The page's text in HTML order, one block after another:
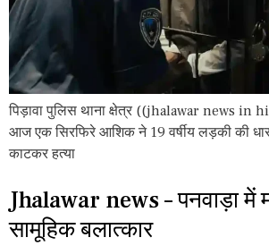
पिड़ावा पुलिस थाना क्षेत्र ((jhalawar news in
आज एक सिरफिरे आशिक ने 19 वर्षीय लड़की की
काटकर हत्या
Jhalawar news – पनवाड़ा में
सामूहिक बलात्कार